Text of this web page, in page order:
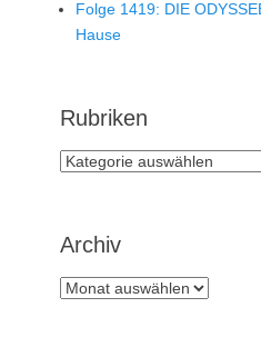
Folge 1419: DIE
Hause
Rubriken
Rubriken
Archiv
Archiv